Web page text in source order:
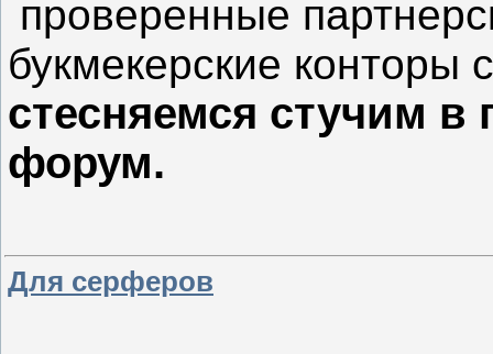
проверенные
букмекерские конторы
стесняемся стучим в
форум.
Для серферов